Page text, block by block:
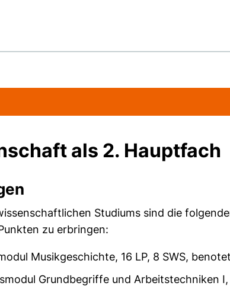
als 2. Hauptfach
Studiums sind die
zu erbringen:
Musikgeschichte, 16 LP, 8 SWS,
Grundbegriffe und Arbeitstechniken